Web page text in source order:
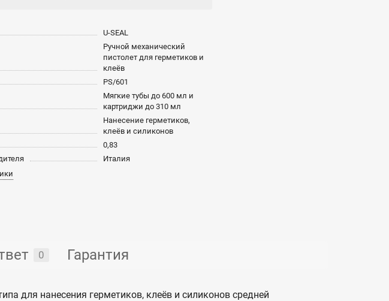
U-SEAL
Ручной механический
пистолет для герметиков и
клеёв
PS/601
Мягкие тубы до 600 мл и
картриджи до 310 мл
Нанесение герметиков,
клеёв и силиконов
0,83
Италия
0 Гарантия
для нанесения герметиков, клеёв и силиконов средней